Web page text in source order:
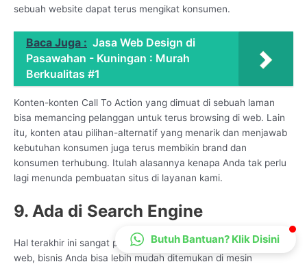
sebuah website dapat terus mengikat konsumen.
Baca Juga : Jasa Web Design di
Pasawahan - Kuningan : Murah
Berkualitas #1
Konten-konten Call To Action yang dimuat di sebuah laman
bisa memancing pelanggan untuk terus browsing di web. Lain
itu, konten atau pilihan-alternatif yang menarik dan menjawab
kebutuhan konsumen juga terus membikin brand dan
konsumen terhubung. Itulah alasannya kenapa Anda tak perlu
lagi menunda pembuatan situs di layanan kami.
9. Ada di Search Engine
Hal terakhir ini sangat penting karena dengan adanya situs
web, bisnis Anda bisa lebih mudah ditemukan di mesin
Butuh Bantuan? Klik Disini